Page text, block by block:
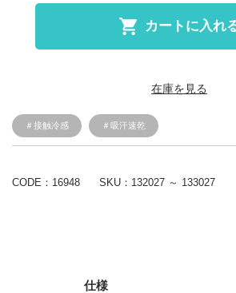
カートに入れ
在庫を見る
＃接触冷感 ＃吸汗速乾
CODE：16948 SKU： 132027 ～ 133027
仕様